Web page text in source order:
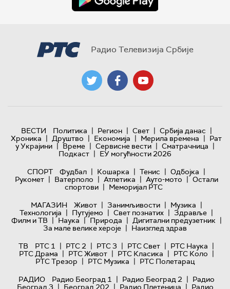
Радио Телевизија Србије
ВЕСТИ Политика | Регион | Свет | Србија данас |
Хроника | Друштво | Економија | Мерила времена | Рат
у Украјини | Време | Сервисне вести | Сматрачница |
Подкаст | ЕУ могућности 2026
СПОРТ
Фудбал | Кошарка | Тенис | Одбојка |
Рукомет | Ватерполо | Атлетика | Ауто-мото | Остали
спортови | Меморијал РТС
МАГАЗИН
Живот | Занимљивости | Музика |
Технологијa | Путујемо | Свет познатих | Здравље |
Филм и ТВ | Наука | Природа | Дигитални предузетник |
За мале велике хероје | Наизглед здрав
ТВ
РТС 1 | РТС 2 | РТС 3 | РТС Свет | РТС Наука |
РТС Драма | РТС Живот | РТС Класика | РТС Коло |
РТС Трезор | РТС Музика | РТС Полетарац
РАДИО
Радио Београд 1 | Радио Београд 2 | Радио
Београд 3 | Београд 202 | Радио Плетеница | Радио